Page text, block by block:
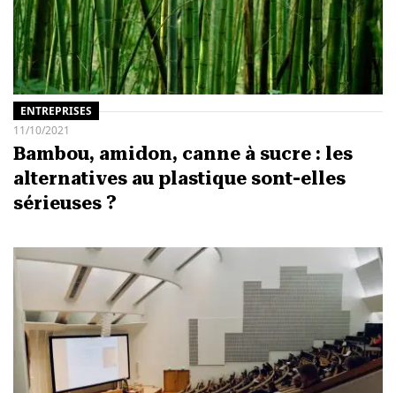
ENTREPRISES
11/10/2021
Bambou, amidon, canne à sucre : les
alternatives au plastique sont-elles
sérieuses ?